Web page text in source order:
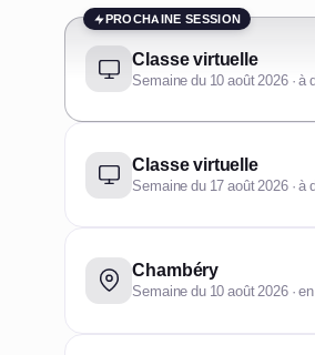
PROCHAINE SESSION
Classe virtuelle
Semaine du 10 août 2026 ·
Classe virtuelle
Semaine du 17 août 2026 ·
Chambéry
Semaine du 10 août 2026 ·